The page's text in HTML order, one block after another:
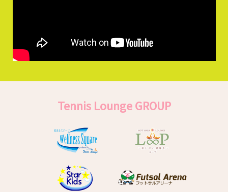
Tennis Lounge GROUP